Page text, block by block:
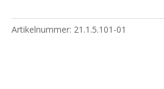
Artikelnummer: 21.1.5.101-01